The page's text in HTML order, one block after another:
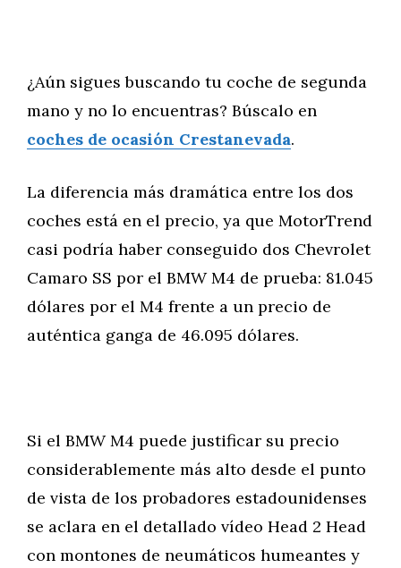
¿Aún sigues buscando tu coche de segunda
mano y no lo encuentras? Búscalo en
coches de ocasión Crestanevada.
La diferencia más dramática entre los dos
coches está en el precio, ya que MotorTrend
casi podría haber conseguido dos Chevrolet
Camaro SS por el BMW M4 de prueba: 81.045
dólares por el M4 frente a un precio de
auténtica ganga de 46.095 dólares.
Si el BMW M4 puede justificar su precio
considerablemente más alto desde el punto
de vista de los probadores estadounidenses
se aclara en el detallado vídeo Head 2 Head
con montones de neumáticos humeantes y